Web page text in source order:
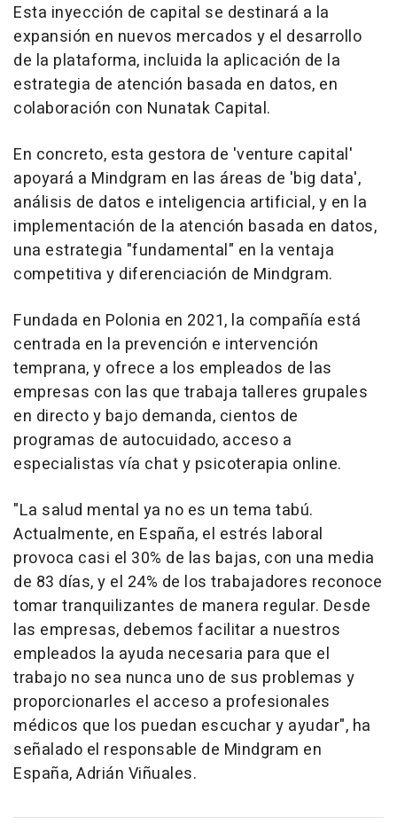
Esta inyección de capital se destinará a la
expansión en nuevos mercados y el desarrollo
de la plataforma, incluida la aplicación de la
estrategia de atención basada en datos, en
colaboración con Nunatak Capital.
En concreto, esta gestora de 'venture capital'
apoyará a Mindgram en las áreas de 'big data',
análisis de datos e inteligencia artificial, y en la
implementación de la atención basada en datos,
una estrategia "fundamental" en la ventaja
competitiva y diferenciación de Mindgram.
Fundada en Polonia en 2021, la compañía está
centrada en la prevención e intervención
temprana, y ofrece a los empleados de las
empresas con las que trabaja talleres grupales
en directo y bajo demanda, cientos de
programas de autocuidado, acceso a
especialistas vía chat y psicoterapia online.
"La salud mental ya no es un tema tabú.
Actualmente, en España, el estrés laboral
provoca casi el 30% de las bajas, con una media
de 83 días, y el 24% de los trabajadores reconoce
tomar tranquilizantes de manera regular. Desde
las empresas, debemos facilitar a nuestros
empleados la ayuda necesaria para que el
trabajo no sea nunca uno de sus problemas y
proporcionarles el acceso a profesionales
médicos que los puedan escuchar y ayudar", ha
señalado el responsable de Mindgram en
España, Adrián Viñuales.